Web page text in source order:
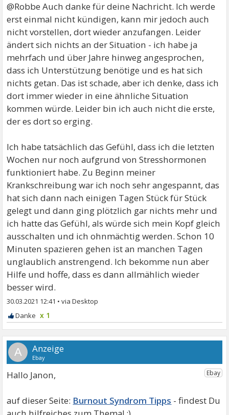
@Robbe Auch danke für deine Nachricht. Ich werde
erst einmal nicht kündigen, kann mir jedoch auch
nicht vorstellen, dort wieder anzufangen. Leider
ändert sich nichts an der Situation - ich habe ja
mehrfach und über Jahre hinweg angesprochen,
dass ich Unterstützung benötige und es hat sich
nichts getan. Das ist schade, aber ich denke, dass ich
dort immer wieder in eine ähnliche Situation
kommen würde. Leider bin ich auch nicht die erste,
der es dort so erging.
Ich habe tatsächlich das Gefühl, dass ich die letzten
Wochen nur noch aufgrund von Stresshormonen
funktioniert habe. Zu Beginn meiner
Krankschreibung war ich noch sehr angespannt, das
hat sich dann nach einigen Tagen Stück für Stück
gelegt und dann ging plötzlich gar nichts mehr und
ich hatte das Gefühl, als würde sich mein Kopf gleich
ausschalten und ich ohnmächtig werden. Schon 10
Minuten spazieren gehen ist an manchen Tagen
unglaublich anstrengend. Ich bekomme nun aber
Hilfe und hoffe, dass es dann allmählich wieder
besser wird.
30.03.2021 12:41 •
x 1
A
Hallo Janon,
Burnout Syndrom Tipps